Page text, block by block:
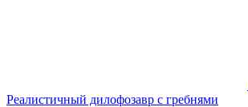
Реалистичный дилофозавр с гребнями